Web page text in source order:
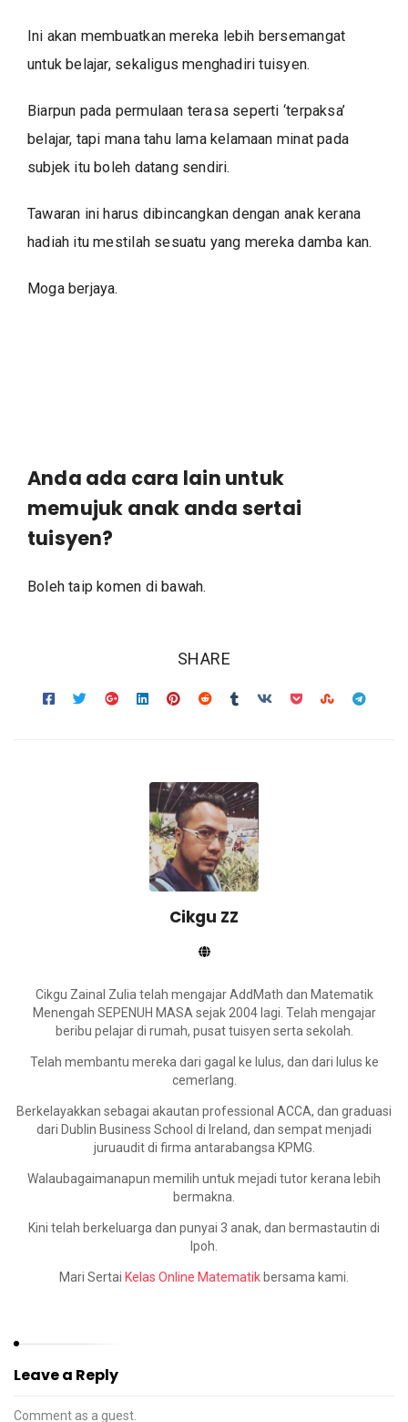
Ini akan membuatkan mereka lebih bersemangat
untuk belajar, sekaligus menghadiri tuisyen.
Biarpun pada permulaan terasa seperti ‘terpaksa’
belajar, tapi mana tahu lama kelamaan minat pada
subjek itu boleh datang sendiri.
Tawaran ini harus dibincangkan dengan anak kerana
hadiah itu mestilah sesuatu yang mereka damba kan.
Moga berjaya.
Anda ada cara lain untuk
memujuk anak anda sertai
tuisyen?
Boleh taip komen di bawah.
SHARE
Cikgu ZZ
Cikgu Zainal Zulia telah mengajar AddMath dan Matematik
Menengah SEPENUH MASA sejak 2004 lagi. Telah mengajar
beribu pelajar di rumah, pusat tuisyen serta sekolah.
Telah membantu mereka dari gagal ke lulus, dan dari lulus ke
cemerlang.
Berkelayakkan sebagai akautan professional ACCA, dan graduasi
dari Dublin Business School di Ireland, dan sempat menjadi
juruaudit di firma antarabangsa KPMG.
Walaubagaimanapun memilih untuk mejadi tutor kerana lebih
bermakna.
Kini telah berkeluarga dan punyai 3 anak, dan bermastautin di
Ipoh.
Mari Sertai Kelas Online Matematik bersama kami.
Leave a Reply
Comment as a guest.